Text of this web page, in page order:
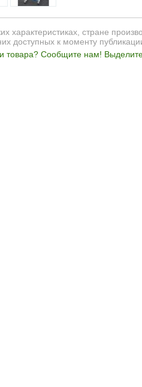
характеристиках, стране
доступных к моменту
товара? Сообщите нам!